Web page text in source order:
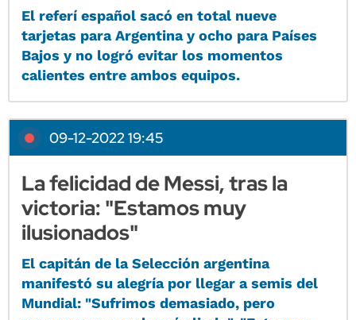
El referí español sacó en total nueve
tarjetas para Argentina y ocho para Países
Bajos y no logró evitar los momentos
calientes entre ambos equipos.
09-12-2022 19:45
La felicidad de Messi, tras la
victoria: "Estamos muy
ilusionados"
El capitán de la Selección argentina
manifestó su alegría por llegar a semis del
Mundial: "Sufrimos demasiado, pero